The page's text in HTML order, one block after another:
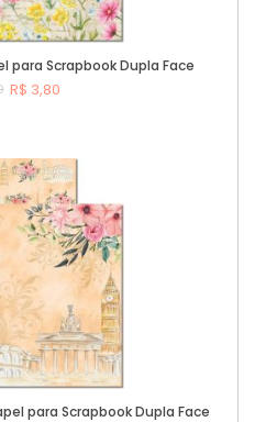
Scrapbook Dupla Face
R$ 3,80
para Scrapbook Dupla Face